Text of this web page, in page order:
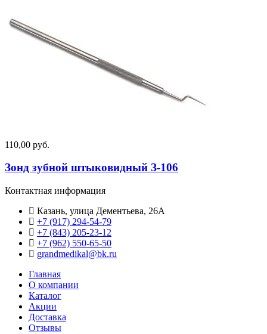
110,00 руб.
Зонд зубной штыковидный З-106
Контактная информация
Казань, улица Дементьева, 26А
+7 (917) 294-54-79
+7 (843) 205-23-12
+7 (962) 550‑65‑50‬
grandmedikal@bk.ru
Главная
О компании
Каталог
Акции
Доставка
Отзывы